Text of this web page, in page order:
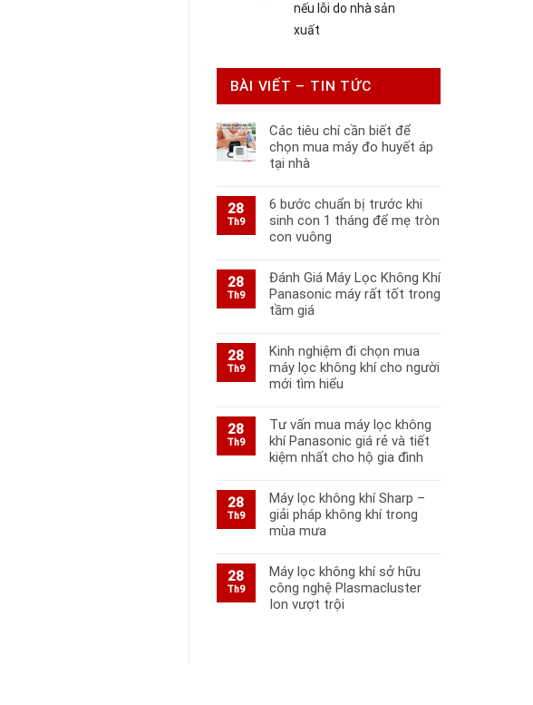
nếu lỗi do nhà sản
xuất
BÀI VIẾT – TIN TỨC
Các tiêu chí cần biết để
chọn mua máy đo huyết áp
tại nhà
28
Th9
6 bước chuẩn bị trước khi
sinh con 1 tháng để mẹ tròn
con vuông
28
Th9
Đánh Giá Máy Lọc Không Khí
Panasonic máy rất tốt trong
tầm giá
28
Th9
Kinh nghiệm đi chọn mua
máy lọc không khí cho người
mới tìm hiểu
28
Th9
Tư vấn mua máy lọc không
khí Panasonic giá rẻ và tiết
kiệm nhất cho hộ gia đình
28
Th9
Máy lọc không khí Sharp –
giải pháp không khí trong
mùa mưa
28
Th9
Máy lọc không khí sở hữu
công nghệ Plasmacluster
Ion vượt trội